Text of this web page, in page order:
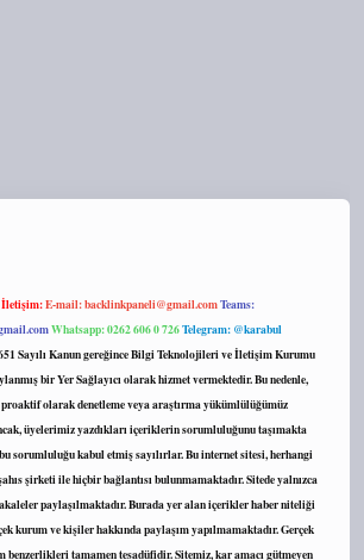
İletişim:E-mail:backlinkpaneli@gmail.comTeams:
Whatsapp: 0262 606 0 726Telegram: @karabul
Sayılı Kanun gereğince Bilgi Teknolojileri ve İletişim Kurumu
bir Yer Sağlayıcı olarak hizmet vermektedir. Bu nedenle,
olarak denetleme veya araştırma yükümlülüğümüz
üyelerimiz yazdıkları içeriklerin sorumluluğunu taşımakta
sorumluluğu kabul etmiş sayılırlar. Bu internet sitesi, herhangi
şirketi ile hiçbir bağlantısı bulunmamaktadır. Sitede yalnızca
paylaşılmaktadır. Burada yer alan içerikler haber niteliği
kurum ve kişiler hakkında paylaşım yapılmamaktadır. Gerçek
tamamen tesadüfidir. Sitemiz, kar amacı gütmeyen